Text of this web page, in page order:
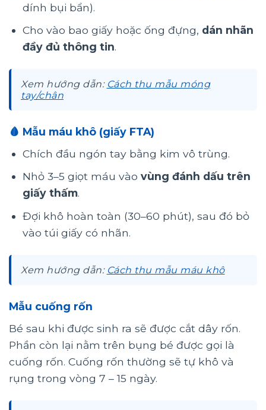
dính bụi bẩn).
Cho vào bao giấy hoặc ống đựng, dán nhãn
đầy đủ thông tin.
Xem hướng dẫn: Cách thu mẫu móng
tay/chân
🩸 Mẫu máu khô (giấy FTA)
Chích đầu ngón tay bằng kim vô trùng.
Nhỏ 3–5 giọt máu vào vùng đánh dấu trên
giấy thấm.
Đợi khô hoàn toàn (30–60 phút), sau đó bỏ
vào túi giấy có nhãn.
Xem hướng dẫn: Cách thu mẫu máu khô
Mẫu cuống rốn
Bé sau khi được sinh ra sẽ được cắt dây rốn.
Phần còn lại nằm trên bụng bé được gọi là
cuống rốn. Cuống rốn thường sẽ tự khô và
rụng trong vòng 7 – 15 ngày.